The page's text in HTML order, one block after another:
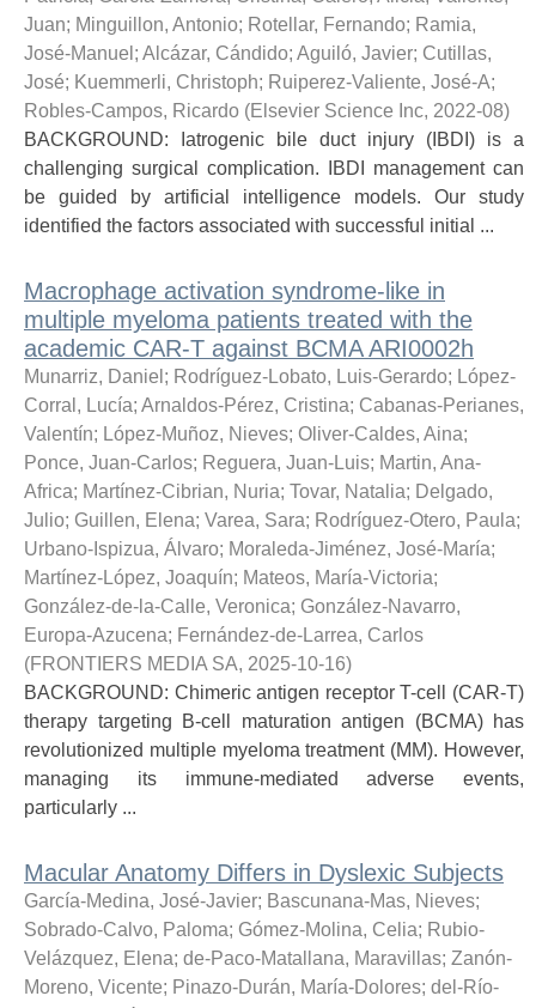
Juan; Minguillon, Antonio; Rotellar, Fernando; Ramia,
José-Manuel ; Alcázar, Cándido; Aguiló, Javier; Cutillas,
José; Kuemmerli, Christoph; Ruiperez-Valiente, José-A;
Robles-Campos, Ricardo (Elsevier Science Inc, 2022-08)
BACKGROUND: Iatrogenic bile duct injury (IBDI) is a
challenging surgical complication. IBDI management can
be guided by artificial intelligence models. Our study
identified the factors associated with successful initial ...
Macrophage activation syndrome-like in
multiple myeloma patients treated with the
academic CAR-T against BCMA ARI0002h
Munarriz, Daniel ; Rodríguez-Lobato, Luis-Gerardo; López-
Corral, Lucía; Arnaldos-Pérez, Cristina; Cabanas-Perianes,
Valentín; López-Muñoz, Nieves; Oliver-Caldes, Aina;
Ponce, Juan-Carlos; Reguera, Juan-Luis; Martin, Ana-
Africa; Martínez-Cibrian, Nuria; Tovar, Natalia; Delgado,
Julio; Guillen, Elena; Varea, Sara; Rodríguez-Otero, Paula;
Urbano-Ispizua, Álvaro; Moraleda-Jiménez, José-María;
Martínez-López, Joaquín; Mateos, María-Victoria;
González-de-la-Calle, Veronica; González-Navarro,
Europa-Azucena; Fernández-de-Larrea, Carlos
(FRONTIERS MEDIA SA, 2025-10-16)
BACKGROUND: Chimeric antigen receptor T-cell (CAR-T)
therapy targeting B-cell maturation antigen (BCMA) has
revolutionized multiple myeloma treatment (MM). However,
managing its immune-mediated adverse events,
particularly ...
Macular Anatomy Differs in Dyslexic Subjects
García-Medina, José-Javier; Bascunana-Mas, Nieves;
Sobrado-Calvo, Paloma; Gómez-Molina, Celia; Rubio-
Velázquez, Elena; de-Paco-Matallana, Maravillas; Zanón-
Moreno, Vicente; Pinazo-Durán, María-Dolores; del-Río-